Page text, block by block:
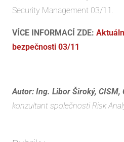
Security Management 03/11.
VÍCE INFORMACÍ ZDE:
bezpečnosti 03/11
Autor: Ing. Libor Široký, CISM,
konzultant společnosti Risk